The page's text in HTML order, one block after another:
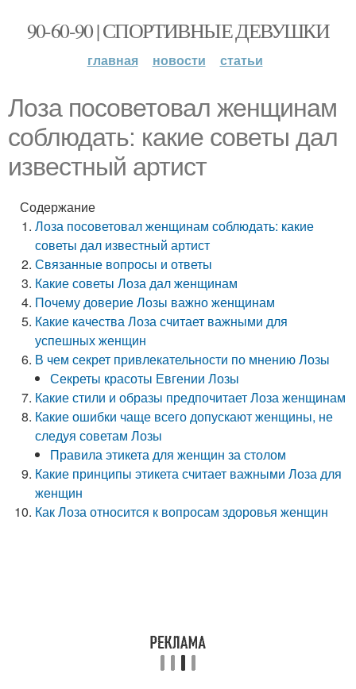
90-60-90 | СПОРТИВНЫЕ ДЕВУШКИ
главная новости статьи
Лоза посоветовал женщинам
соблюдать: какие советы дал
известный артист
Содержание
Лоза посоветовал женщинам соблюдать: какие
советы дал известный артист
Связанные вопросы и ответы
Какие советы Лоза дал женщинам
Почему доверие Лозы важно женщинам
Какие качества Лоза считает важными для
успешных женщин
В чем секрет привлекательности по мнению Лозы
Секреты красоты Евгении Лозы
Какие стили и образы предпочитает Лоза женщинам
Какие ошибки чаще всего допускают женщины, не
следуя советам Лозы
Правила этикета для женщин за столом
Какие принципы этикета считает важными Лоза для
женщин
Как Лоза относится к вопросам здоровья женщин